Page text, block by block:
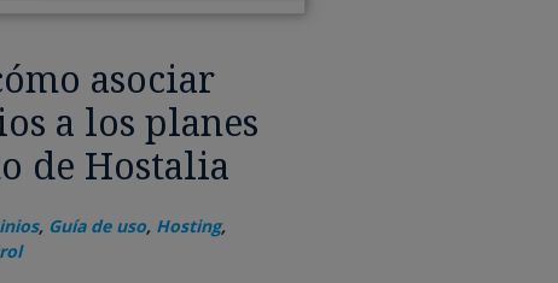
asociar
a los planes
de Hostalia
, Guía de uso, Hosting,